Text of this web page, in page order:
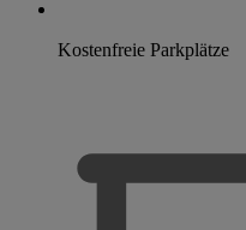
Kostenfreie Parkplätze